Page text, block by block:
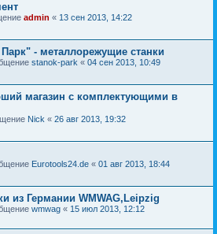
admin « 13 сен 2013, 14:22
- металлорежущие станки
stanok-park « 04 сен 2013, 10:49
магазин с комплектующими в
Nick « 26 авг 2013, 19:32
Eurotools24.de « 01 авг 2013, 18:44
из Германии WMWAG,Leipzig
wmwag « 15 июл 2013, 12:12